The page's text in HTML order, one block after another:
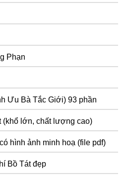
Phạn
Ưu Bà Tắc Giới) 93 phần
(khổ lớn, chất lượng cao)
hình ảnh minh hoạ (file pdf)
Bồ Tát đẹp